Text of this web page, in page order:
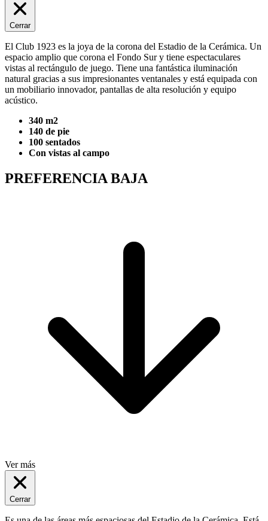
Cerrar
El Club 1923 es la joya de la corona del Estadio de la Cerámica. Un
espacio amplio que corona el Fondo Sur y tiene espectaculares
vistas al rectángulo de juego. Tiene una fantástica iluminación
natural gracias a sus impresionantes ventanales y está equipada con
un mobiliario innovador, pantallas de alta resolución y equipo
acústico.
340 m2
140 de pie
100 sentados
Con vistas al campo
PREFERENCIA BAJA
Ver más
Cerrar